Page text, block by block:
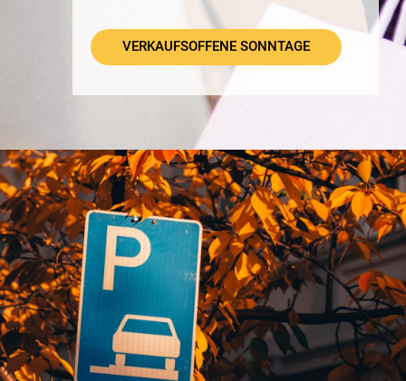
VERKAUFSOFFENE SONNTAGE